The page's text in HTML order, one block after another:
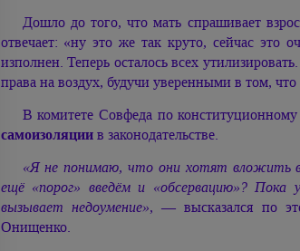
Дошло до того, что мать спрашивает
отвечает: «ну это же так круто, сейчас
изполнен. Теперь осталось всех
права на воздух, будучи уверенными в том,
В комитете Совфеда по
самоизоляциив законодательстве.
«Я не понимаю, что они хотят вложить
ещё «порог» введём и «обсервацию»?
вызывает недоумение», — высказался по
Онищенко.